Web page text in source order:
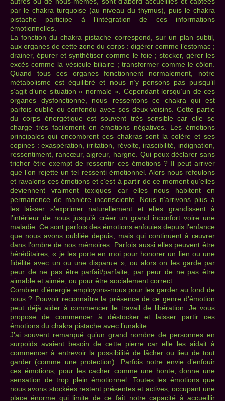
par le chakra turquoise (au niveau du thymus), puis le chakra
pistache participe à l’intégration de ces informations
émotionnelles.
La fonction du chakra pistache correspond, sur un plan subtil,
aux organes de cette zone du corps : digérer comme l’estomac ;
drainer, épurer et synthétiser comme le foie ; stocker, gérer les
excès comme la vésicule biliaire ; transformer comme le côlon.
Quand tous ces organes fonctionnent normalement, notre
métabolisme est équilibré et nous n’y pensons pas puisqu’il
s’agit d’une situation « normale ». Cependant lorsqu’un de ces
organes dysfonctionne, nous ressentons ce chakra qui est
parfois oublié ou confondu avec ses deux voisins. Cette partie
du corps énergétique est souvent très sensible car elle se
charge très facilement en émotions négatives. Les émotions
principales qui encombrent ces chakras sont la colère et ses
copines : exaspération, irritation, révolte, irascibilité, indignation,
ressentiment, rancœur, aigreur, hargne. Qui peux déclarer sans
tricher être exempt de ressentir ces émotions ? Il peut arriver
que l’on rejette un tel ressenti émotionnel. Alors nous refoulons
et ravalons ces émotions et c’est à partir de ce moment qu’elles
deviennent vraiment toxiques car elles nous habitent en
permanence de manière inconsciente. Nous n’arrivons plus à
les laisser s’exprimer naturellement et elles grandissent à
l’intérieur de nous jusqu’à créer un grand inconfort voire une
maladie. Ce sont parfois des émotions enfouies depuis l’enfance
que nous avons oubliée depuis, mais qui continuent à œuvrer
dans l’ombre de nos mémoires. Parfois aussi elles peuvent être
héréditaires, « je les porte en moi pour honorer un lien ou une
fidélité avec un ou une disparue », ou alors on les garde par
peur de ne pas être parfait/parfaite, par peur de ne pas être
aimable et aimée, ou pour être socialement correct.
Combien d’énergie employons-nous pour les garder au fond de
nous ? Pouvoir reconnaître la présence de ce genre d’émotion
peut déjà aider à commencer le travail de libération. Je vous
propose de commencer à déstocker et laisser partir ces
émotions du chakra pistache avec l’unakite.
J’ai souvent remarqué qu’un grand nombre de personnes en
surpoids avaient besoin de cette pierre car elle les aidait à
commencer à entrevoir la possibilité de lâcher ou lieu de tout
garder (comme une protection). Parfois notre envie d’enfouir
ces émotions, pour les cacher comme une honte, donne une
sensation de trop plein émotionnel. Toutes les émotions que
nous avons stockées restent présentes et actives, occupant une
place énorme qui limite de ce fait notre capacité à accueillir